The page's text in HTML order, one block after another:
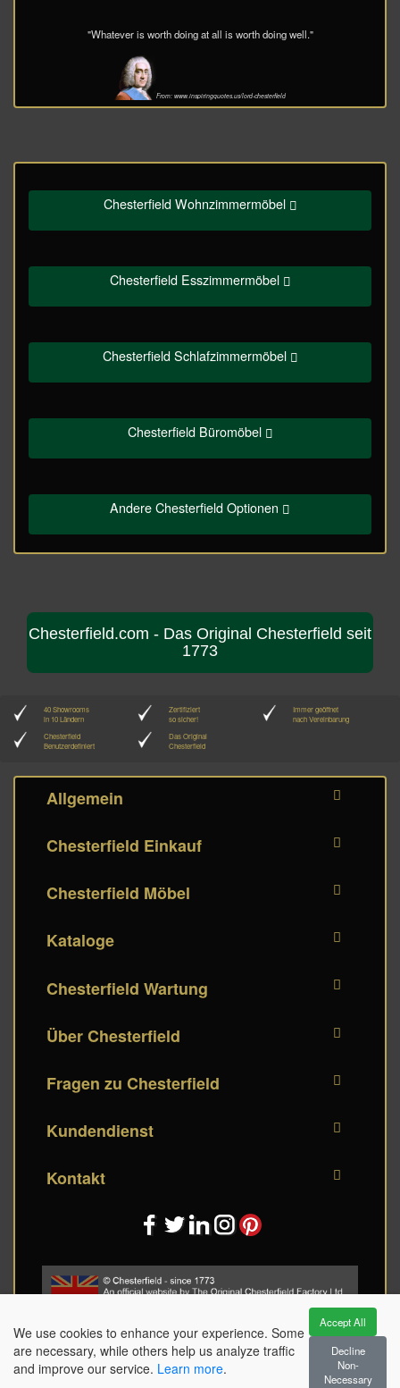
"Whatever is worth doing at all is worth doing well."
From: www.inspiringquotes.us/lord-chesterfield
Chesterfield Wohnzimmermöbel
Chesterfield Esszimmermöbel
Chesterfield Schlafzimmermöbel
Chesterfield Büromöbel
Andere Chesterfield Optionen
Chesterfield.com - Das Original Chesterfield seit
1773
40 Showrooms
in 10 Ländern
Zertifiziert
so sicher!
Immer geöffnet
nach Vereinbarung
Chesterfield
Benutzerdefiniert
Das Original
Chesterfield
Allgemein
Chesterfield Einkauf
Chesterfield Möbel
Kataloge
Chesterfield Wartung
Über Chesterfield
Fragen zu Chesterfield
Kundendienst
Kontakt
Terms and conditions / Algemene voorwaarden / Allgemeine Geschäftsbedingungen /
We use cookies to enhance your experience. Some
are necessary, while others help us analyze traffic
and improve our service. Learn more.
Accept All
Decline
Non-
Necessary